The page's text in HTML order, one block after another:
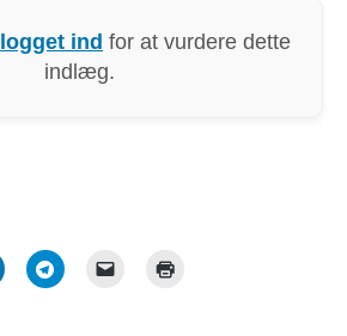
logget ind for at vurdere dette
indlæg.